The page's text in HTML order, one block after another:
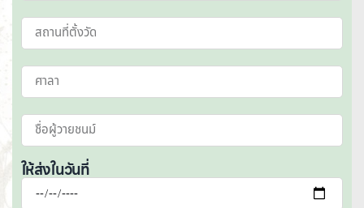
ให้ส่งในวันที่